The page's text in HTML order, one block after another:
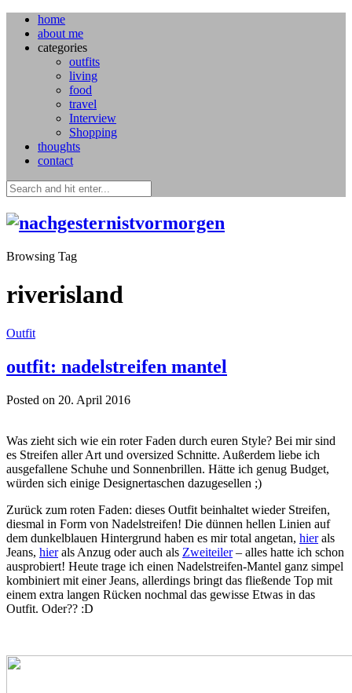
home
about me
categories
outfits
living
food
travel
Interview
Shopping
thoughts
contact
Browsing Tag
riverisland
Outfit
outfit: nadelstreifen mantel
Posted on 20. April 2016
Was zieht sich wie ein roter Faden durch euren Style? Bei mir sind
es Streifen aller Art und oversized Schnitte. Außerdem liebe ich
ausgefallene Schuhe und Sonnenbrillen. Hätte ich genug Budget,
würden sich einige Designertaschen dazugesellen ;)
Zurück zum roten Faden: dieses Outfit beinhaltet wieder Streifen,
diesmal in Form von Nadelstreifen! Die dünnen hellen Linien auf
dem dunkelblauen Hintergrund haben es mir total angetan, hierals
Jeans, hierals Anzug oder auch als Zweiteiler– alles hatte ich schon
ausprobiert! Heute trage ich einen Nadelstreifen-Mantel ganz simpel
kombiniert mit einer Jeans, allerdings bringt das fließende Top mit
einem extra langen Rücken nochmal das gewisse Etwas in das
Outfit. Oder?? :D